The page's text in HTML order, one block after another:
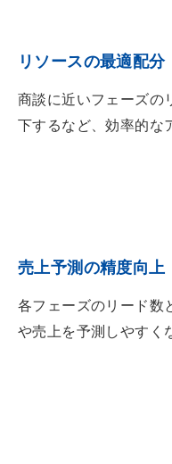
リソースの最適配分
商談に近いフェーズの
下するなど、効率的な
売上予測の精度向上
各フェーズのリード数
や売上を予測しやすく